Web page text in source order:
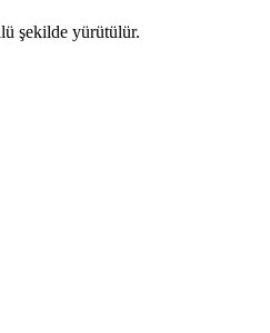
şekilde yürütülür.